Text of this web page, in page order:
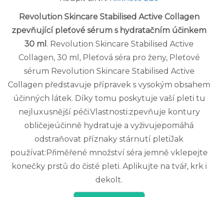
Revolution Skincare Stabilised Active Collagen
zpevňující pleťové sérum s hydratačním účinkem
30 ml . Revolution Skincare Stabilised Active
Collagen, 30 ml, Pleťová séra pro ženy, Pleťové
sérum Revolution Skincare Stabilised Active
Collagen představuje přípravek s vysokým obsahem
účinných látek. Díky tomu poskytuje vaší pleti tu
nejluxusnější péči.Vlastnosti:zpevňuje kontury
obličejeúčinně hydratuje a vyživujepomáhá
odstraňovat příznaky stárnutí pletiJak
používat:Přiměřené množství séra jemně vklepejte
konečky prstů do čisté pleti. Aplikujte na tvář, krk i
dekolt.